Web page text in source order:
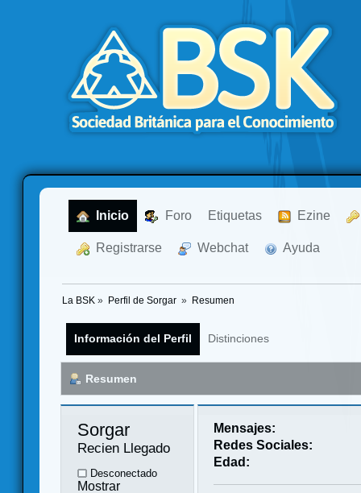
Inicio Foro Etiquetas Ezine
Registrarse Webchat Ayuda
La BSK » Perfil de Sorgar » Resumen
Información del Perfil Distinciones
Resumen
Sorgar
Recien Llegado
Desconectado
Mostrar
Mensajes:
Redes Sociales:
Edad: